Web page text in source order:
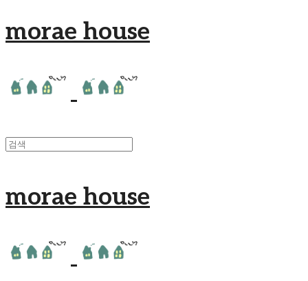
morae house
morae house